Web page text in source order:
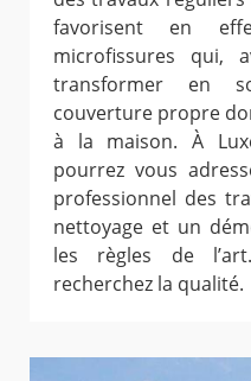
favorisent en
microfissures qui,
transformer en
couverture propre
à la maison. À
pourrez vous
professionnel des
nettoyage et un
les règles de
recherchez la qualité.